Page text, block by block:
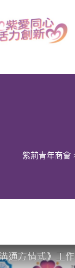
紫荊青年商會